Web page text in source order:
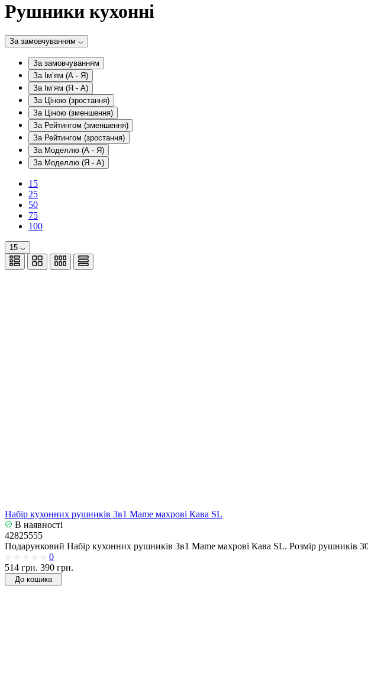
Рушники кухонні
За замовчуванням
За замовчуванням
За Ім’ям (A - Я)
За Ім’ям (Я - A)
За Ціною (зростання)
За Ціною (зменшення)
За Рейтингом (зменшення)
За Рейтингом (зростання)
За Моделлю (A - Я)
За Моделлю (Я - A)
15
25
50
75
100
15
Набір кухонних рушників 3в1 Mame махрові Кава SL
В наявності
42825555
Подарунковий Набір кухонних рушників 3в1 Mame махрові Кава SL. Розмір рушників
0
514 грн. 390 грн.
До кошика